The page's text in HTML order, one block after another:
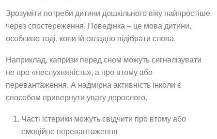
Зрозуміти потреби дитини дошкільного віку найпростіше
через спостереження. Поведінка – це мова дитини,
особливо тоді, коли їй складно підібрати слова.
Наприклад, капризи перед сном можуть сигналізувати
не про «неслухняність», а про втому або
перевантаження. А надмірна активність інколи є
способом привернути увагу дорослого.
Часті істерики можуть свідчити про втому або
емоційне перевантаження